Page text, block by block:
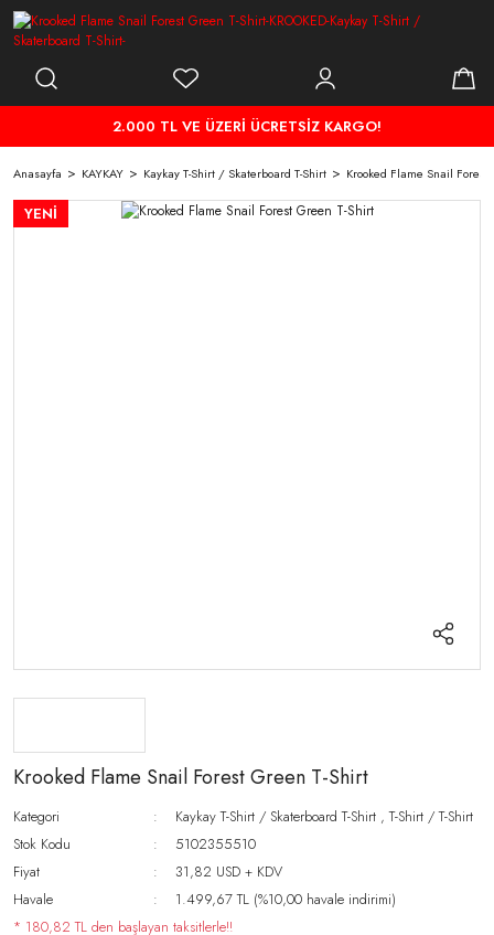
2.000 TL VE ÜZERİ ÜCRETSİZ KARGO!
Anasayfa KAYKAY Kaykay T-Shirt / Skaterboard T-Shirt Krooked Flame Snail Forest
YENİ
Krooked Flame Snail Forest Green T-Shirt
Kategori Kaykay T-Shirt / Skaterboard T-Shirt ,T-Shirt / T-Shirt
Stok Kodu
5102355510
Fiyat
31,82 USD + KDV
Havale
1.499,67 TL (%10,00 havale indirimi)
* 180,82 TL den başlayan taksitlerle!!